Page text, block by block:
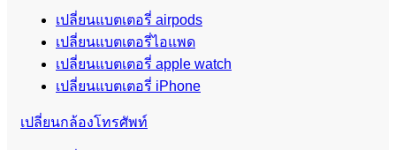
เปลี่ยนแบตเตอรี่ airpods
เปลี่ยนแบตเตอรี่ไอแพด
เปลี่ยนแบตเตอรี่ apple watch
เปลี่ยนแบตเตอรี่ iPhone
เปลี่ยนกล้องโทรศัพท์